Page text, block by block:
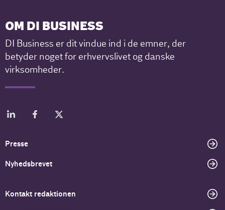
OM DI BUSINESS
DI Business er dit vindue ind i de emner, der
betyder noget for erhvervslivet og danske
virksomheder.
Presse
Nyhedsbrevet
Kontakt redaktionen